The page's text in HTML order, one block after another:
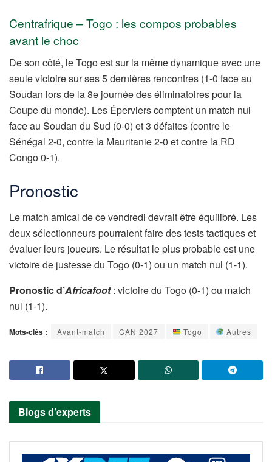
Centrafrique – Togo : les compos probables
avant le choc
De son côté, le Togo est sur la même dynamique avec une
seule victoire sur ses 5 dernières rencontres (1-0 face au
Soudan lors de la 8e journée des éliminatoires pour la
Coupe du monde). Les Éperviers comptent un match nul
face au Soudan du Sud (0-0) et 3 défaites (contre le
Sénégal 2-0, contre la Mauritanie 2-0 et contre la RD
Congo 0-1).
Pronostic
Le match amical de ce vendredi devrait être équilibré. Les
deux sélectionneurs pourraient faire des tests tactiques et
évaluer leurs joueurs. Le résultat le plus probable est une
victoire de justesse du Togo (0-1) ou un match nul (1-1).
Pronostic d’Africafoot : victoire du Togo (0-1) ou match
nul (1-1).
Mots-clés : Avant-match CAN 2027 Togo Autres
Blogs d’experts